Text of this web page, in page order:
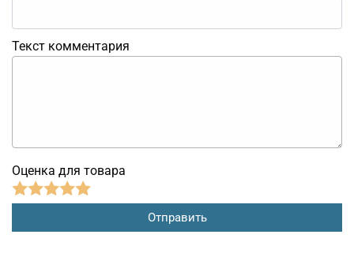
Текст комментария
Оценка для товара